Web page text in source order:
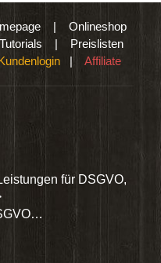
| Onlineshop
Tutorials | Preislisten
| Affiliate
für DSGVO,